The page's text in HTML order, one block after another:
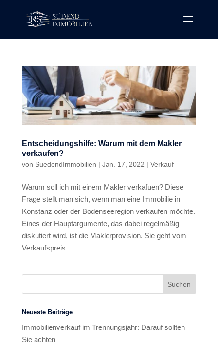
Entscheidungshilfe: Warum mit dem Makler
verkaufen?
von SuedendImmobilien | Jan. 17, 2022 | Verkauf
Warum soll ich mit einem Makler verkafuen? Diese
Frage stellt man sich, wenn man eine Immobilie in
Konstanz oder der Bodenseeregion verkaufen möchte.
Eines der Hauptargumente, das dabei regelmäßig
diskutiert wird, ist die Maklerprovision. Sie geht vom
Verkaufspreis...
Neueste Beiträge
Immobilienverkauf im Trennungsjahr: Darauf sollten
Sie achten